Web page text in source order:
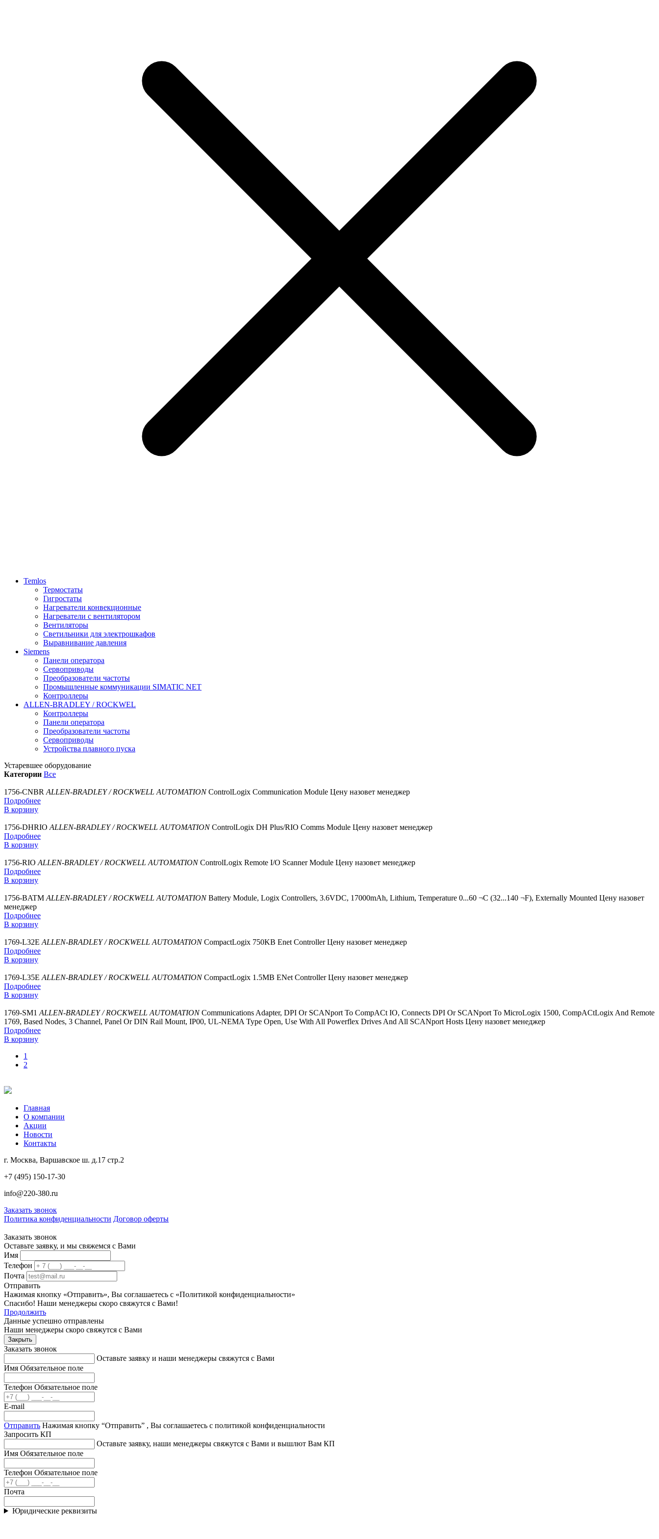
Temlos
Термостаты
Гигростаты
Нагреватели конвекционные
Нагреватели с вентилятором
Вентиляторы
Светильники для электрошкафов
Выравнивание давления
Siemens
Панели оператора
Сервоприводы
Преобразователи частоты
Промышленные коммуникации SIMATIC NET
Контроллеры
ALLEN-BRADLEY / ROCKWEL
Контроллеры
Панели оператора
Преобразователи частоты
Сервоприводы
Устройства плавного пуска
Устаревшее оборудование
Категории Все
1756-CNBR ALLEN-BRADLEY / ROCKWELL AUTOMATION ControlLogix Communication Module Цену назовет менеджер
Подробнее
В корзину
1756-DHRIO ALLEN-BRADLEY / ROCKWELL AUTOMATION ControlLogix DH Plus/RIO Comms Module Цену назовет менеджер
Подробнее
В корзину
1756-RIO ALLEN-BRADLEY / ROCKWELL AUTOMATION ControlLogix Remote I/O Scanner Module Цену назовет менеджер
Подробнее
В корзину
1756-BATM ALLEN-BRADLEY / ROCKWELL AUTOMATION Battery Module, Logix Controllers, 3.6VDC, 17000mAh, Lithium, Temperature 0...60 ¬C (32...140 ¬F), Externally Mounted Цену назовет
менеджер
Подробнее
В корзину
1769-L32E ALLEN-BRADLEY / ROCKWELL AUTOMATION CompactLogix 750KB Enet Controller Цену назовет менеджер
Подробнее
В корзину
1769-L35E ALLEN-BRADLEY / ROCKWELL AUTOMATION CompactLogix 1.5MB ENet Controller Цену назовет менеджер
Подробнее
В корзину
1769-SM1 ALLEN-BRADLEY / ROCKWELL AUTOMATION Communications Adapter, DPI Or SCANport To CompACt IO, Connects DPI Or SCANport To MicroLogix 1500, CompACtLogix And Remote
1769, Based Nodes, 3 Channel, Panel Or DIN Rail Mount, IP00, UL-NEMA Type Open, Use With All Powerflex Drives And All SCANport Hosts Цену назовет менеджер
Подробнее
В корзину
1
2
Главная
О компании
Акции
Новости
Контакты
г. Москва, Варшавское ш. д.17 стр.2
+7 (495) 150-17-30
info@220-380.ru
Заказать звонок
Политика конфиденциальности Договор оферты
Заказать звонок
Оставьте заявку, и мы свяжемся с Вами
Имя
Телефон
Почта
Отправить
Нажимая кнопку «Отправить», Вы соглашаетесь с «Политикой конфиденциальности»
Спасибо! Наши менеджеры скоро свяжутся с Вами!
Продолжить
Данные успешно отправлены
Наши менеджеры скоро свяжутся с Вами
Закрыть
Заказать звонок
Оставьте заявку и наши менеджеры свяжутся с Вами
Имя Обязательное поле
Телефон Обязательное поле
E-mail
Отправить Нажимая кнопку “Отправить” , Вы соглашаетесь с политикой конфиденциальности
Запросить КП
Оставьте заявку, наши менеджеры свяжутся с Вами и вышлют Вам КП
Имя Обязательное поле
Телефон Обязательное поле
Почта
Юридические реквизиты